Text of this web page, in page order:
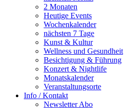
2 Monaten
Heutige Events
Wochenkalender
nächsten 7 Tage
Kunst & Kultur
Wellness und Gesundheit
Besichtigung & Führung
Konzert & Nightlife
Monatskalender
Veranstaltungsorte
Info / Kontakt
Newsletter Abo